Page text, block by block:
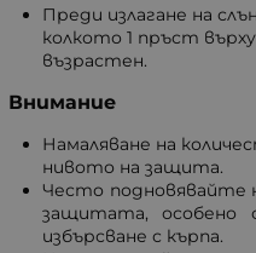
Преди излагане на
колкото 1 пръст
възрастен.
Внимание
Намаляване на
нивото на защита.
Често подновявайте
защитата, особено
избърсване с кърпа.